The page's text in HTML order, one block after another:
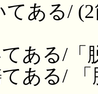
てある/
ある/「
ある/